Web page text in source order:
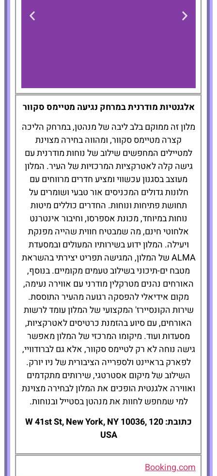
LUMA Hotel -
להזמנת המלון
לחצו כאן
אלגנטיות מודרנית במרחק נגיעה מטיימס סקוור
מלון זה ממוקם בלב ליבה של מנהטן, במרחק הליכה
קצרה מטיימס סקוור, ומהווה בחירה מצוינת
למטיילים המחפשים שילוב של נוחות מודרנית עם
גישה קלה לאטרקציות המרכזיות של העיר. המלון
מעוצב בסגנון עכשווי ומציע חדרים מרווחים עם
חלונות גדולים המכניסים אור טבעי ושומרים על
תחושת פתיחות ונוחות. החדרים כוללים מיטות
נוחות במיוחד, מכונת אספרסו, וחיבור אינטרנט
אלחוטי חינם, מה שמבטיח חווית שהייה מפנקת
ויעילה. המלון ידוע בשירותיו המעולים ובמסעדת
ALMA של המלון, המגישה תפריט יצירתי בהשראת
מטבח ים-תיכוני בשילוב טעמים מקומיים. בנוסף,
האורחים נהנים מטרקלין מודרני עם אווירה נעימה,
מקום אידיאלי להפסקה רגועה מהעיר התוססת.
שירות הקונסיירז' המקצועי של המלון עומד לרשות
האורחים, עם סיוע בהזמנת כרטיסים לאטרקציות,
מסעדות ועוד. מיקומו המרכזי של המלון מאפשר
גישה נוחה לא רק לטיימס סקוור, אלא גם לברודוויי,
לפארק בראיינט ולספרייה הציבורית של ניו יורק.
השילוב של מיקום אסטרטגי, שירותים מתקדמים
ואווירה אלגנטית הופכים את המלון לבחירה מצוינת
למי שמחפש לחוות את מנהטן בסטייל ובנוחות.
כתובת: 120 W 41st St, New York, NY 10036,
USA
Booking.com